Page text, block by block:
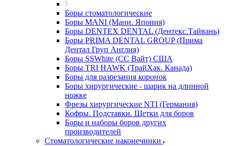
Боры стоматологические
Боры MANI (Мани. Япония)
Боры DENTEX DENTAL (Дентекс.Тайвань)
Боры PRIMA DENTAL GROUP (Прима
Дентал Груп Англия)
Боры SSWhite (СС Вайт) США
Боры TRI HAWK (ТрайХак. Канада)
Боры для разрезания коронок
Боры хирургические - шарик на длинной
ножке
Фрезы хирургические NTI (Германия)
Кофры. Подставки. Щетки для боров
Боры и наборы боров других
производителей
Стоматологические наконечники